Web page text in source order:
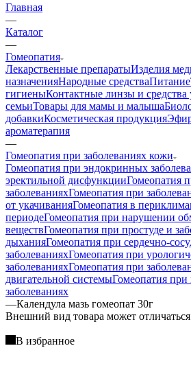
Главная
—
Каталог
—
Гомеопатия
Лекарственные препаратыИзделия
назначенияНародные средстваПитание
гигиеныКонтактные линзы и средства
семьиТовары для мамы и малыша
добавкиКосметическая продукция
ароматерапия
—
Гомеопатия при заболеваниях кожи
Гомеопатия при эндокринных
эректильной дисфункцииГомеопатия
заболеванияхГомеопатия при
от укачиванияГомеопатия в
периодеГомеопатия при нарушении
веществГомеопатия при простуде и
дыханияГомеопатия при сердечно-
заболеванияхГомеопатия при
заболеванияхГомеопатия при
двигательной системыГомеопатия при
заболеваниях
—Календула мазь гомеопат 30г
Bнешний вид товара может
В избранное